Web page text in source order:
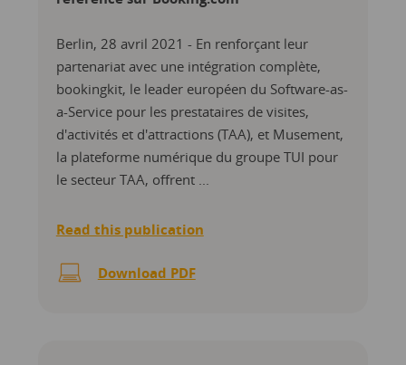
Berlin, 28 avril 2021 - En renforçant leur
partenariat avec une intégration complète,
bookingkit, le leader européen du Software-as-
a-Service pour les prestataires de visites,
d'activités et d'attractions (TAA), et Musement,
la plateforme numérique du groupe TUI pour
le secteur TAA, offrent ...
Read this publication
Download PDF